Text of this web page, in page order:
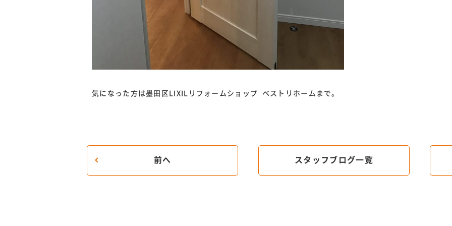
気になった方は墨田区LIXILリフォームショップ ベストリホームまで。
前へ スタッフブログ一覧